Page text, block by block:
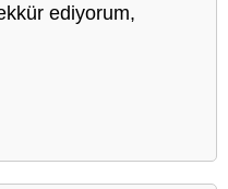
ediyorum,